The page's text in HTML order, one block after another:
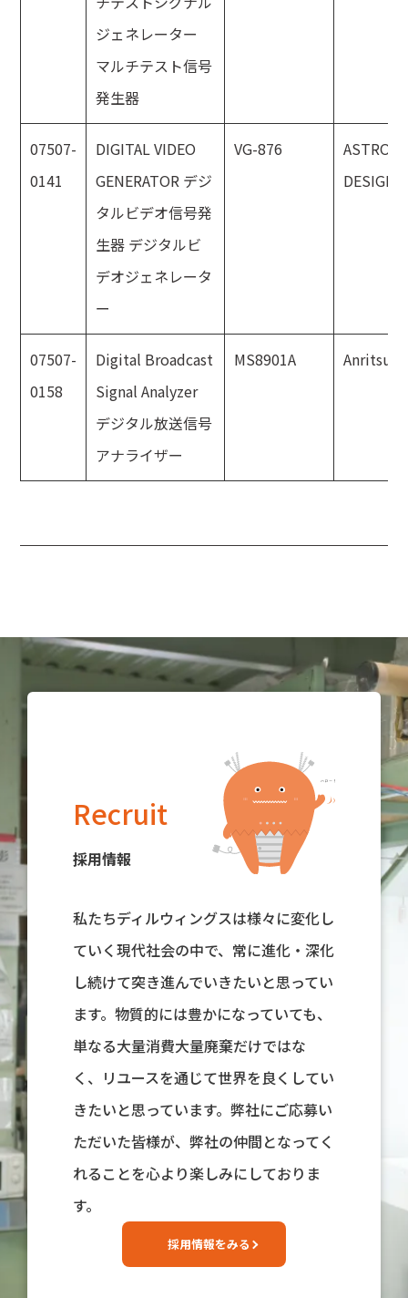
ジェネレーター
マルチテスト信号
発生器
07507-
0141
DIGITAL VIDEO
GENERATOR デジ
タルビデオ信号発
生器 デジタルビ
デオジェネレータ
ー
VG-876
ASTRO
DESIGN
07507-
0158
Digital Broadcast
Signal Analyzer
デジタル放送信号
アナライザー
MS8901A Anritsu
Recruit
採用情報
私たちディルウィングスは様々に変化し
ていく現代社会の中で、常に進化・深化
し続けて突き進んでいきたいと思ってい
ます。物質的には豊かになっていても、
単なる大量消費大量廃棄だけではな
く、リユースを通じて世界を良くしてい
きたいと思っています。弊社にご応募い
ただいた皆様が、弊社の仲間となってく
れることを心より楽しみにしておりま
す。
採用情報をみる